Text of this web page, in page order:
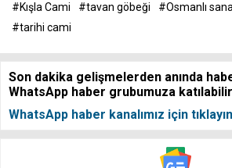
#Kışla Cami
#tavan göbeği #Osmanlı
#tarihi cami
Son dakika gelişmelerden anında
WhatsApp haber grubumuza
WhatsApp haber kanalımız için